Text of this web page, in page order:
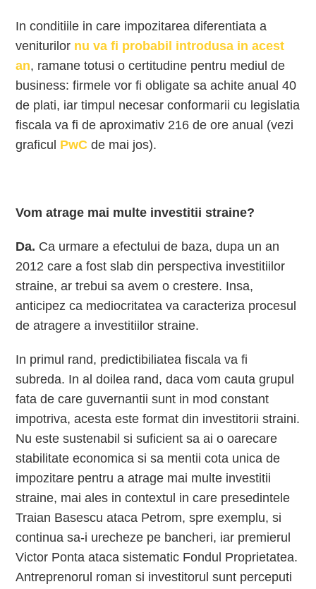
In conditiile in care impozitarea diferentiata a
veniturilor nu va fi probabil introdusa in acest
an, ramane totusi o certitudine pentru mediul de
business: firmele vor fi obligate sa achite anual 40
de plati, iar timpul necesar conformarii cu legislatia
fiscala va fi de aproximativ 216 de ore anual (vezi
graficul PwC de mai jos).
Vom atrage mai multe investitii straine?
Da. Ca urmare a efectului de baza, dupa un an
2012 care a fost slab din perspectiva investitiilor
straine, ar trebui sa avem o crestere. Insa,
anticipez ca mediocritatea va caracteriza procesul
de atragere a investitiilor straine.
In primul rand, predictibiliatea fiscala va fi
subreda. In al doilea rand, daca vom cauta grupul
fata de care guvernantii sunt in mod constant
impotriva, acesta este format din investitorii straini.
Nu este sustenabil si suficient sa ai o oarecare
stabilitate economica si sa mentii cota unica de
impozitare pentru a atrage mai multe investitii
straine, mai ales in contextul in care presedintele
Traian Basescu ataca Petrom, spre exemplu, si
continua sa-i urecheze pe bancheri, iar premierul
Victor Ponta ataca sistematic Fondul Proprietatea.
Antreprenorul roman si investitorul sunt perceputi